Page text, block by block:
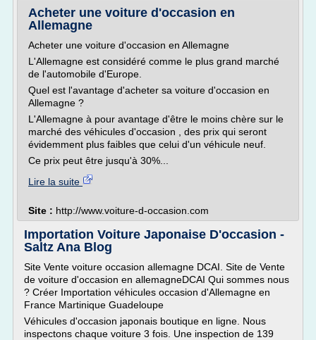
Acheter une voiture d'occasion en
Allemagne
Acheter une voiture d'occasion en Allemagne
L'Allemagne est considéré comme le plus grand marché
de l'automobile d'Europe.
Quel est l'avantage d'acheter sa voiture d'occasion en
Allemagne ?
L'Allemagne à pour avantage d'être le moins chère sur le
marché des véhicules d'occasion , des prix qui seront
évidemment plus faibles que celui d'un véhicule neuf.
Ce prix peut être jusqu'à 30%...
Lire la suite
Site : http://www.voiture-d-occasion.com
Importation Voiture Japonaise D'occasion -
Saltz Ana Blog
Site Vente voiture occasion allemagne DCAI. Site de Vente
de voiture d'occasion en allemagneDCAI Qui sommes nous
? Créer Importation véhicules occasion d'Allemagne en
France Martinique Guadeloupe
Véhicules d'occasion japonais boutique en ligne. Nous
inspectons chaque voiture 3 fois. Une inspection de 139